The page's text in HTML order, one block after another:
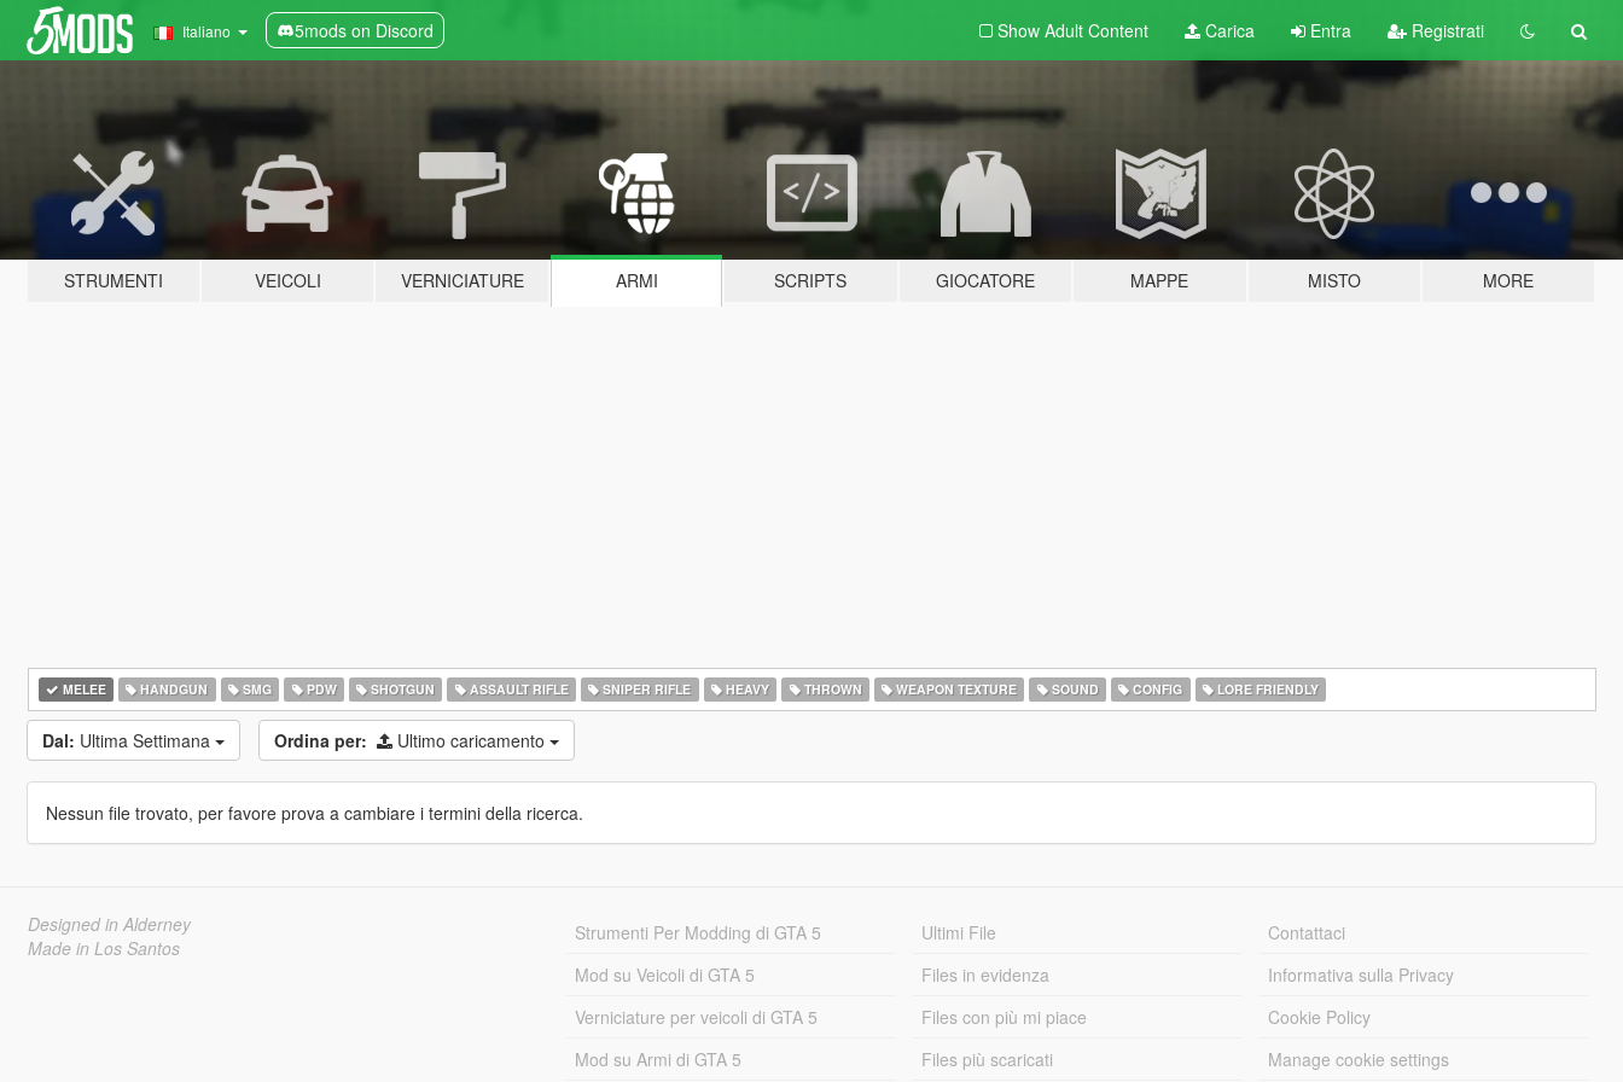
Italiano 5mods on Discord Show Adult Content Carica Entra Registrati
STRUMENTI VEICOLI VERNICIATURE ARMI SCRIPTS GIOCATORE MAPPE MISTO MORE
MELEE HANDGUN SMG PDW SHOTGUN ASSAULT RIFLE SNIPER RIFLE HEAVY THROWN WEAPON TEXTURE SOUND CONFIG LORE FRIENDLY
Dal: Ultima Settimana Ordina per: Ultimo caricamento
Nessun file trovato, per favore prova a cambiare i termini della ricerca.
Designed in Alderney
Made in Los Santos
Strumenti Per Modding di GTA 5
Mod su Veicoli di GTA 5
Verniciature per veicoli di GTA 5
Mod su Armi di GTA 5
Ultimi File
Files in evidenza
Files con più mi piace
Files più scaricati
Contattaci
Informativa sulla Privacy
Cookie Policy
Manage cookie settings